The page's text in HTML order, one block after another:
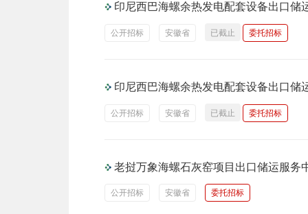
印尼西巴海螺余热发电配套设备出口储
公开招标 安徽省 已截止 委托招标
印尼西巴海螺余热发电配套设备出口储
公开招标 安徽省 已截止 委托招标
老挝万象海螺石灰窑项目出口储运服务
公开招标 安徽省 委托招标